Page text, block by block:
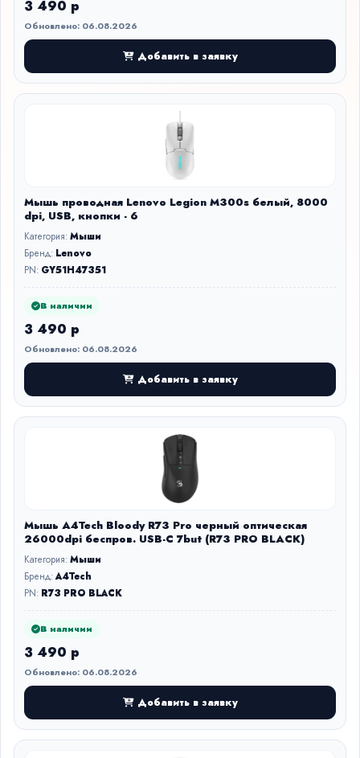
3 490 р
Обновлено: 06.08.2026
Добавить в заявку
Мышь проводная Lenovo Legion M300s белый, 8000
dpi, USB, кнопки - 6
Категория:Мыши
Бренд: Lenovo
PN: GY51H47351
В наличии
3 490 р
Обновлено: 06.08.2026
Добавить в заявку
Мышь A4Tech Bloody R73 Pro черный оптическая
26000dpi беспров. USB-C 7but (R73 PRO BLACK)
Категория:Мыши
Бренд:A4Tech
PN: R73 PRO BLACK
В наличии
3 490 р
Обновлено: 06.08.2026
Добавить в заявку